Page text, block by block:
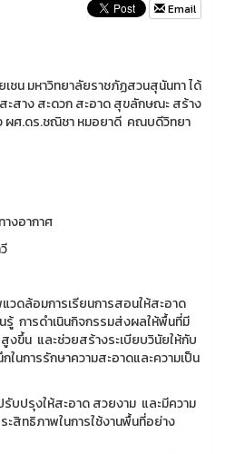
Email
ชน มหาวิทยาลัยราชภัฏสวนสุนันทา ได้
ะสาง สะดวก สะอาด สุขลักษณะ สร้าง
ผศ.ดร.ชณิชา หมอยาดี คณบดีวิทยา
งอากาศ
ดล้อมการเรียนการสอนให้สะอาด
รู้ การดำเนินกิจกรรมส่งผลให้พื้นที่มี
ขึ้น และช่วยสร้างระเบียบวินัยให้กับ
นการรักษาความสะอาดและความเป็น
บปรุงให้สะอาด สวยงาม และมีความ
สิทธิภาพในการใช้งานพื้นที่อย่าง